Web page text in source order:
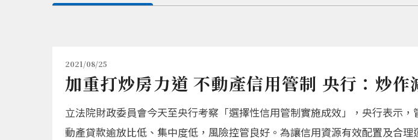
2021/08/25
加重打炒房力道 不動產信用管制 央行：炒
立法院財政委員會今天至央行考察「選擇性信用管制實施成效」，央行表示
動產貸款逾放比低、集中度低，風險控管良好。為讓信用資源有效配置及合